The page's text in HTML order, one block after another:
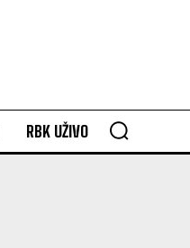
RBK UŽIVO